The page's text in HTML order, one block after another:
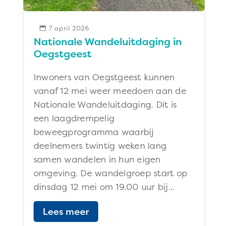
Nationale Wandeluitdaging in
Oegstgeest
Inwoners van Oegstgeest kunnen
vanaf 12 mei weer meedoen aan de
Nationale Wandeluitdaging. Dit is
een laagdrempelig
beweegprogramma waarbij
deelnemers twintig weken lang
samen wandelen in hun eigen
omgeving. De wandelgroep start op
dinsdag 12 mei om 19.00 uur bij...
Lees meer
 7 april 2026